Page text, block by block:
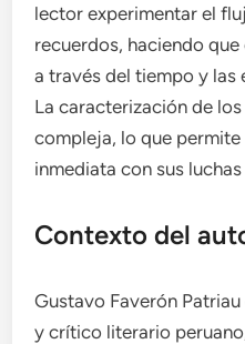
lector experimentar el
recuerdos, haciendo
a través del tiempo y las
La caracterización de
compleja, lo que
inmediata con sus
Contexto del
Gustavo Faverón
y crítico literario